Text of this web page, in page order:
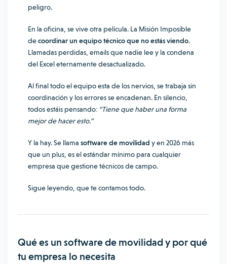
peligro.
En la oficina, se vive otra película. La Misión Imposible
decoordinar un equipo técnico que no estás viendo.
Llamadas perdidas, emails que nadie lee y la condena
del Excel eternamente desactualizado.
Al final todo el equipo esta de los nervios, se trabaja sin
coordinación y los errores se encadenan. En silencio,
todos estáis pensando: “Tiene que haber una forma
mejor de hacer esto.”
Y la hay. Se llama software de movilidad y en 2026 más
que un plus, es el estándar mínimo para cualquier
empresa que gestione técnicos de campo.
Sigue leyendo, que te contamos todo.
Qué es un software de movilidad y por qué
tu empresa lo necesita